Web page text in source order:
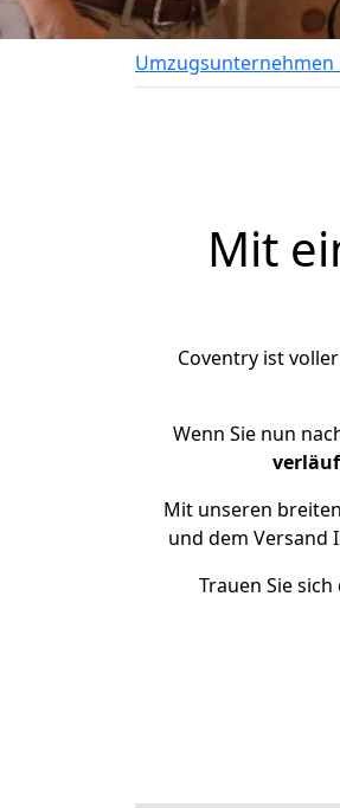
Umzugsunternehmen
Mit
Coventry ist
Wenn Sie nun
Mit unseren
und dem Versand
Trauen Sie